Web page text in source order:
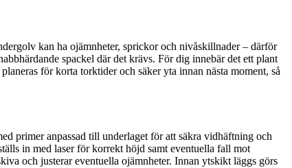
kan ha ojämnheter, sprickor och nivåskillnader – därför
spackel där det krävs. För dig innebär det ett plant
för korta torktider och säker yta innan nästa moment, så
primer anpassad till underlaget för att säkra vidhäftning och
in med laser för korrekt höjd samt eventuella fall mot
och justerar eventuella ojämnheter. Innan ytskikt läggs görs